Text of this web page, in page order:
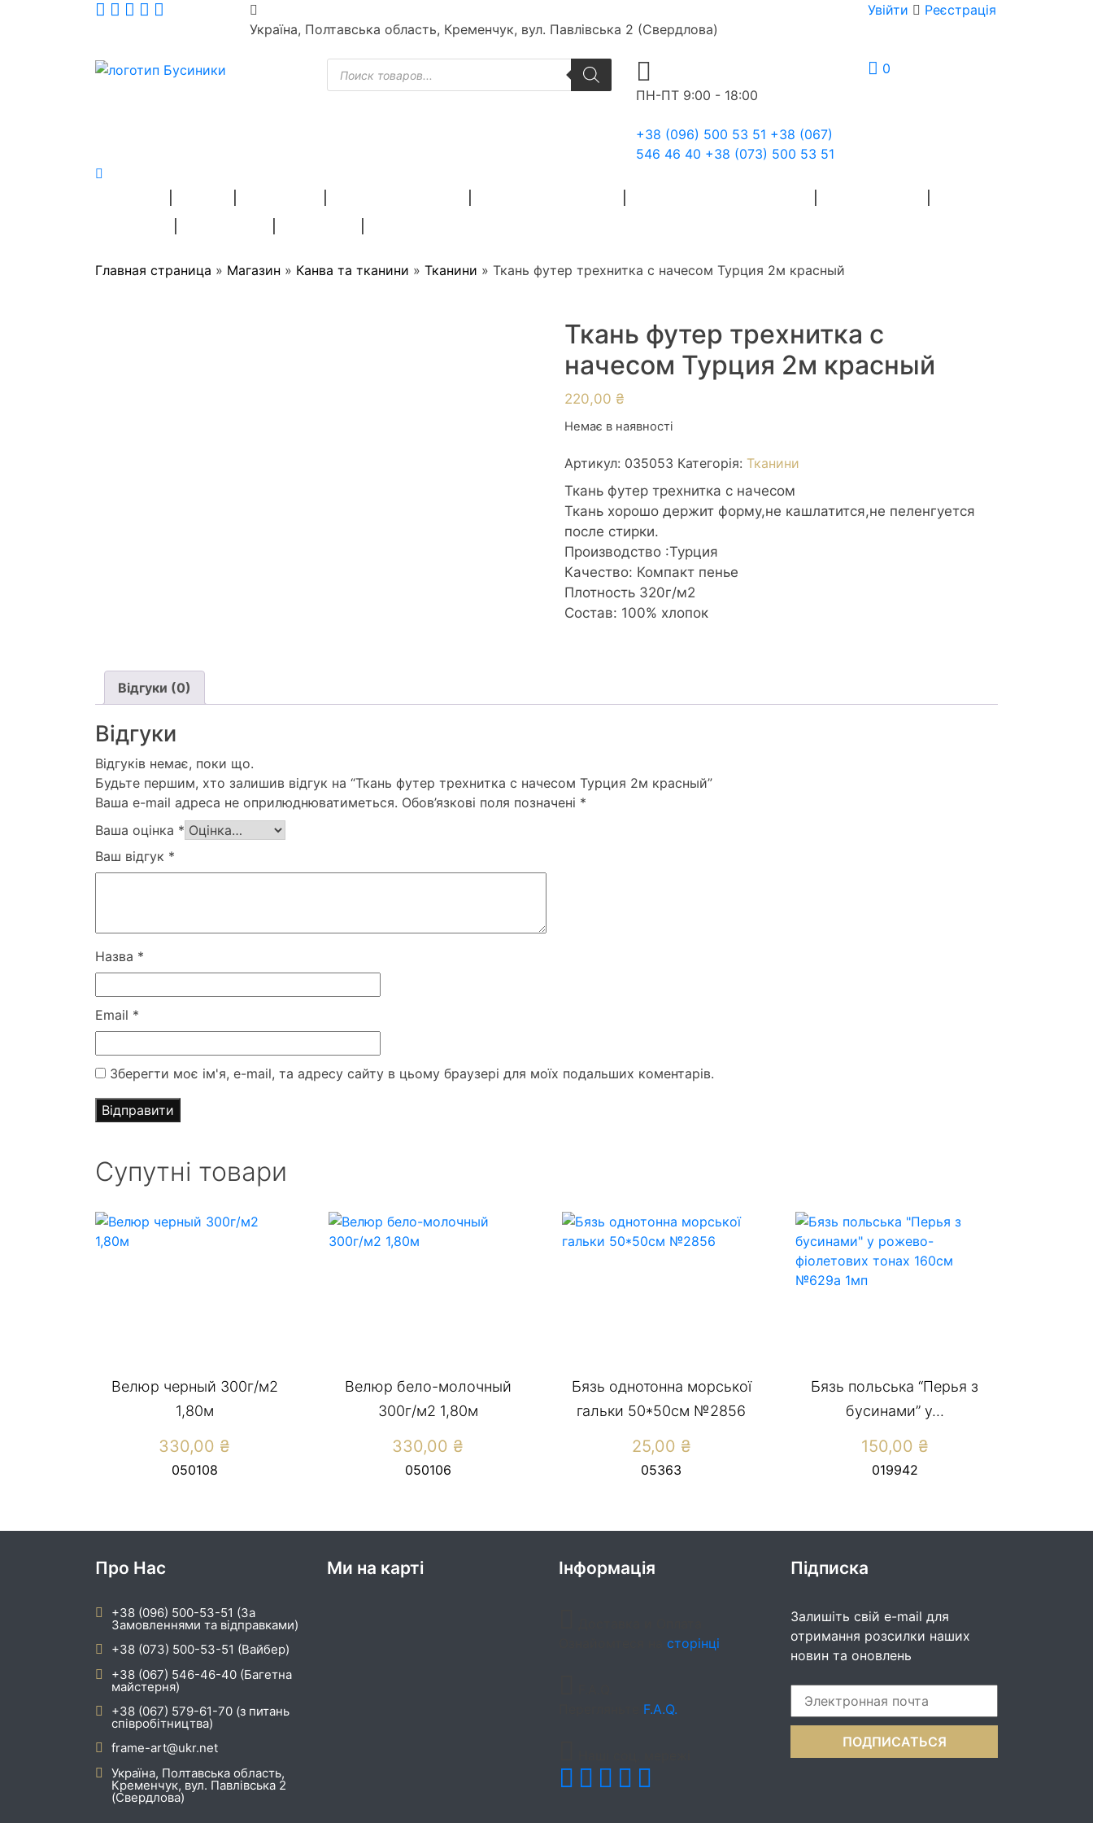
Україна, Полтавська область, Кременчук, вул. Павлівська 2 (Свердлова)
Увійти Реєстрація
Пошук
товарів
ПН-ПТ 9:00 - 18:00
+38 (096) 500 53 51 +38 (067)
546 46 40 +38 (073) 500 53 51
0
Главная страница » Магазин » Канва та тканини » Тканини » Ткань футер трехнитка с начесом Турция 2м красный
Ткань футер трехнитка с
начесом Турция 2м красный
220,00 ₴
Немає в наявності
Артикул: 035053 Категорія: Тканини
Ткань футер трехнитка с начесом
Ткань хорошо держит форму,не кашлатится,не пеленгуется
после стирки.
Производство :Турция
Качество: Компакт пенье
Плотность 320г/м2
Состав: 100% хлопок
Відгуки (0)
Відгуки
Відгуків немає, поки що.
Будьте першим, хто залишив відгук на “Ткань футер трехнитка с начесом Турция 2м красный”
Ваша e-mail адреса не оприлюднюватиметься. Обов’язкові поля позначені *
Ваша оцінка *
Ваш відгук *
Назва *
Email *
Зберегти моє ім'я, e-mail, та адресу сайту в цьому браузері для моїх подальших коментарів.
Супутні товари
Велюр черный 300г/м2
1,80м
330,00 ₴
050108
Велюр бело-молочный
300г/м2 1,80м
330,00 ₴
050106
Бязь однотонна морської
гальки 50*50см №2856
25,00 ₴
05363
Бязь польська “Перья з
бусинами” у...
150,00 ₴
019942
Про Нас
+38 (096) 500-53-51 (За
Замовленнями та відправками)
+38 (073) 500-53-51 (Вайбер)
+38 (067) 546-46-40 (Багетна
майстерня)
+38 (067) 579-61-70 (з питань
співробітництва)
frame-art@ukr.net
Україна, Полтавська область,
Кременчук, вул. Павлівська 2
(Свердлова)
Ми на карті Інформація
сторінці
F.A.Q.
Підписка
Залишіть свій e-mail для
отримання розсилки наших
новин та оновлень